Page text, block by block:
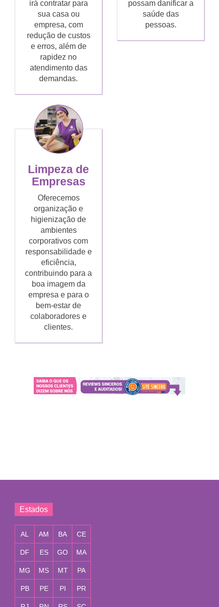
irá contratar para
sua casa ou
empresa, com
redução de custos
e erros, além de
rapidez no
atendimento das
demandas.
possam danificar a
saúde das
pessoas.
Limpeza de
Empresas
Oferecemos
organização e
higienização de
ambientes
corporativos com
responsabilidade e
eficiência,
contribuindo para a
boa imagem da
empresa e para o
bem-estar de
colaboradores e
clientes.
Estados
AL AM BA CE
DF ES GO MA
MG MS MT PA
PB PE PI PR